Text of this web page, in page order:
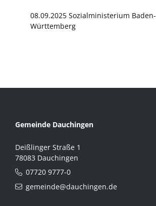
08.09.2025 Sozialministerium Baden-
Württemberg
Gemeinde Dauchingen
Deißlinger Straße 1
78083 Dauchingen
07720 9777-0
gemeinde@dauchingen.de